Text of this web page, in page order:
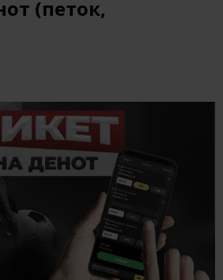
(петок,